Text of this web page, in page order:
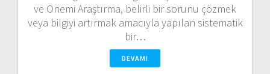
ve Önemi Araştırma, belirli bir sorunu çözmek
veya bilgiyi artırmak amacıyla yapılan sistematik
bir…
DEVAMI